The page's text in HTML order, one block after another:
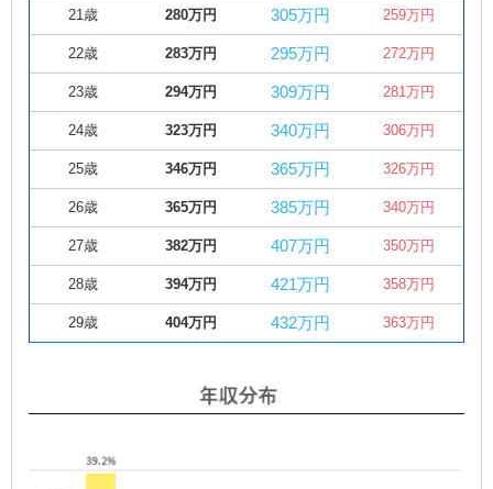
21歳 280万円 305万円 259万円
22歳 283万円 295万円 272万円
23歳 294万円 309万円 281万円
24歳 323万円 340万円 306万円
25歳 346万円 365万円 326万円
26歳 365万円 385万円 340万円
27歳 382万円 407万円 350万円
28歳 394万円 421万円 358万円
29歳 404万円 432万円 363万円